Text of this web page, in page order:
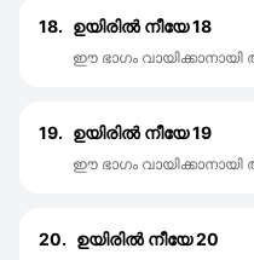
18. ഉയിരിൽ നീയേ 18
ഈ ഭാഗം
19. ഉയിരിൽ നീയേ 19
ഈ ഭാഗം
20. ഉയിരിൽ നീയേ 20